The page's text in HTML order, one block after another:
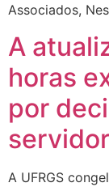
Associados,
A
horas
por
A UFRGS